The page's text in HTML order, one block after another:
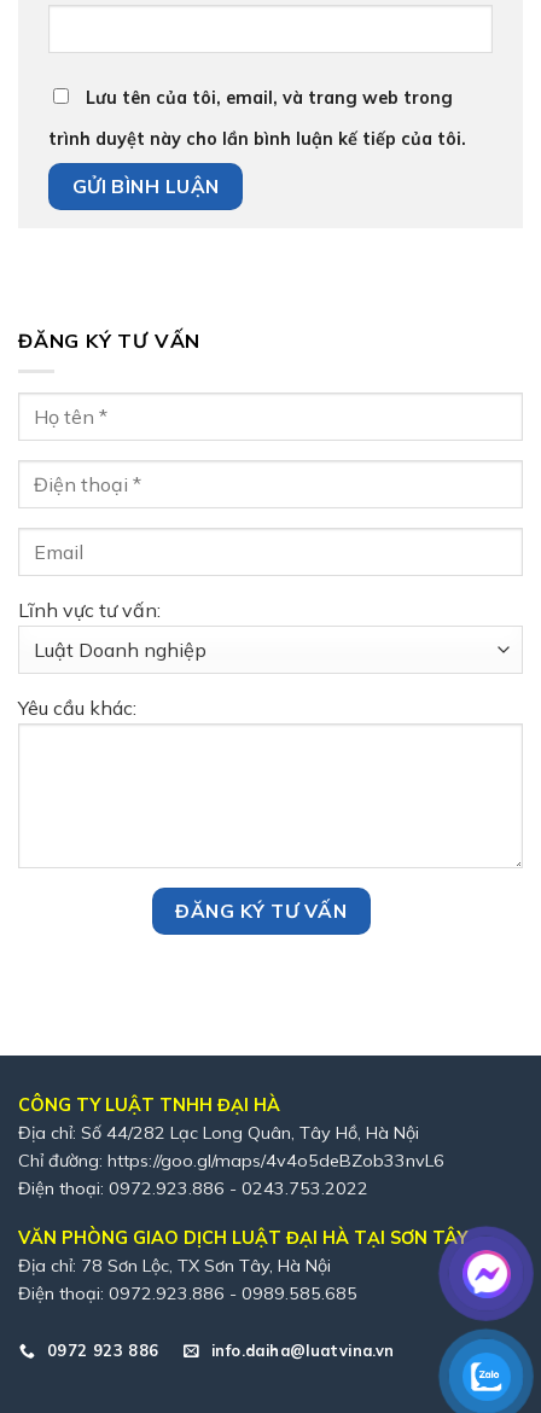
Lưu tên của tôi, email, và trang web trong
trình duyệt này cho lần bình luận kế tiếp của tôi.
ĐĂNG KÝ TƯ VẤN
Lĩnh vực tư vấn:
Yêu cầu khác:
CÔNG TY LUẬT TNHH ĐẠI HÀ
Địa chỉ: Số 44/282 Lạc Long Quân, Tây Hồ, Hà Nội
Chỉ đường: https://goo.gl/maps/4v4o5deBZob33nvL6
Điện thoại: 0972.923.886 - 0243.753.2022
VĂN PHÒNG GIAO DỊCH LUẬT ĐẠI HÀ TẠI SƠN TÂY
Địa chỉ: 78 Sơn Lộc, TX Sơn Tây, Hà Nội
Điện thoại: 0972.923.886 - 0989.585.685
0972 923 886 info.daiha@luatvina.vn